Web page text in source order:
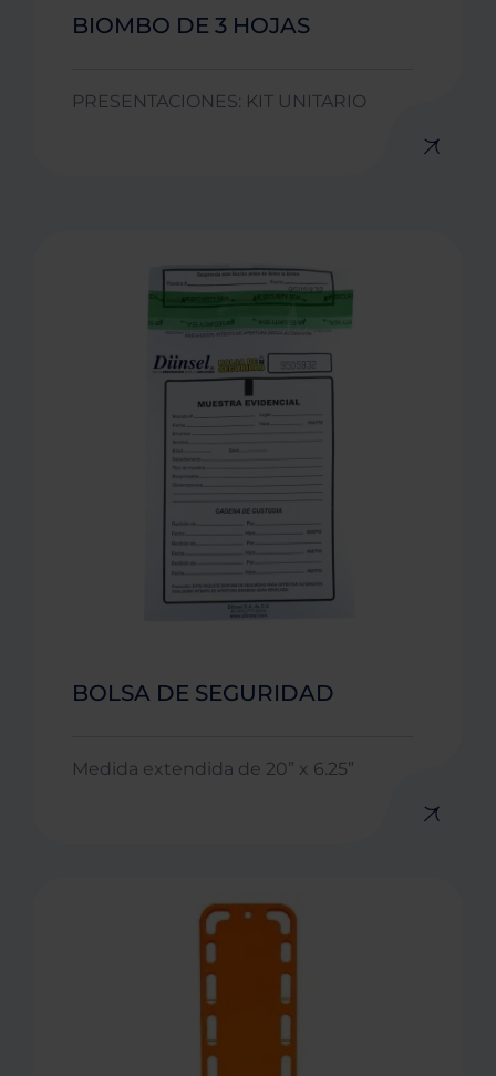
BIOMBO DE 3 HOJAS
PRESENTACIONES: KIT UNITARIO
BOLSA DE SEGURIDAD
Medida extendida de 20” x 6.25”